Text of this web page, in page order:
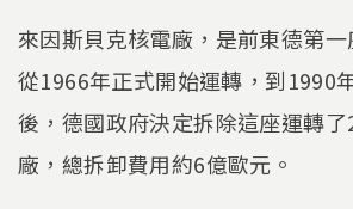
來因斯貝克核電廠，是前東德第一
從1966年正式開始運轉，到1990
後，德國政府決定拆除這座運轉
廠，總拆卸費用約6億歐元。